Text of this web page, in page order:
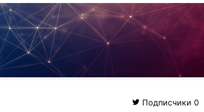
Подписчики 0